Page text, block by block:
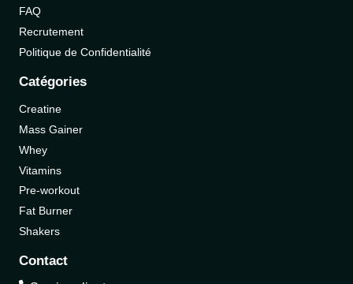
FAQ
Recrutement
Politique de Confidentialité
Catégories
Creatine
Mass Gainer
Whey
Vitamins
Pre-workout
Fat Burner
Shakers
Contact